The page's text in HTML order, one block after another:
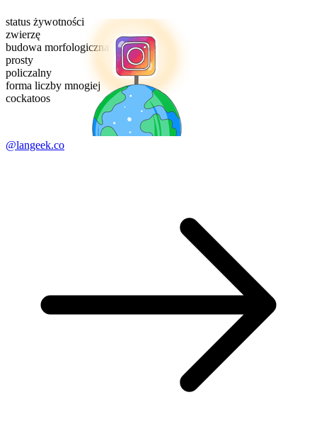
status żywotności
zwierzę
budowa morfologiczna
prosty
policzalny
forma liczby mnogiej
cockatoos
@langeek.co